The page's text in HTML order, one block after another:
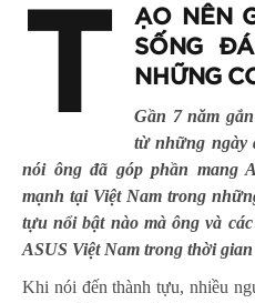
T
ẠO NÊN
SỐNG
NHỮNG
Gần 7 năm
từ những ngày
nói ông đã góp phần mang
mạnh tại Việt Nam trong
tựu nổi bật nào mà ông và
ASUS Việt Nam trong thời
Khi nói đến thành tựu, nhiều